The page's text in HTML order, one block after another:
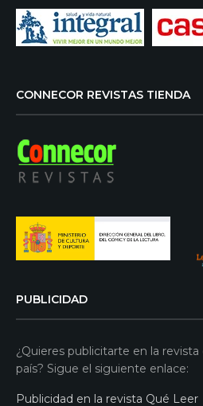
CONNECOR REVISTAS TIENDA
PUBLICIDAD
¿Quieres publicitarte en la
país? Sigue el siguiente enlace:
Publicidad en la revista Qué Leer